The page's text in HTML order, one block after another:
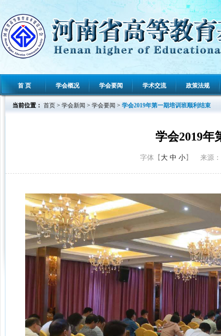
首 页 学会概况 学会要闻 学术交流 政策法规
当前位置： 首页 > 学会新闻 > 学会要闻 > 学会2019年第一期培训班顺利结束
学会2019年
字体【 大中 小】 来源：